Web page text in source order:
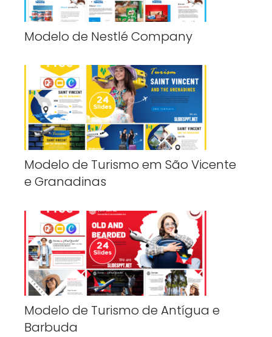
Modelo de Nestlé Company
Modelo de Turismo em São Vicente
e Granadinas
Modelo de Turismo de Antígua e
Barbuda